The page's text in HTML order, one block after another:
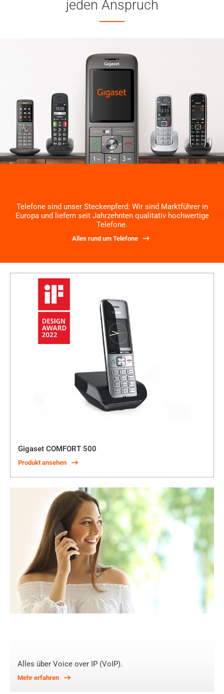
jeden Anspruch
Telefone sind unser Steckenpferd: Wir sind Marktführer in
Europa und liefern seit Jahrzehnten qualitativ hochwertige
Telefone.
Alles rund um Telefone
Gigaset COMFORT 500
Produkt ansehen
Alles über Voice over IP (VoIP).
Mehr erfahren